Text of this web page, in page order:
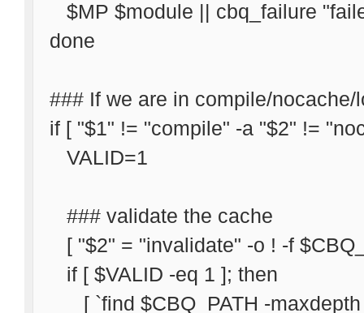
$MP $module || cbq_failure
done
### If we are in compile/
if [ "$1" != "compile" -a "$2" !=
VALID=1
### validate the cache
[ "$2" = "invalidate" -o ! -f
if [ $VALID -eq 1 ]; then
[ `find $CBQ_PATH -maxdepth